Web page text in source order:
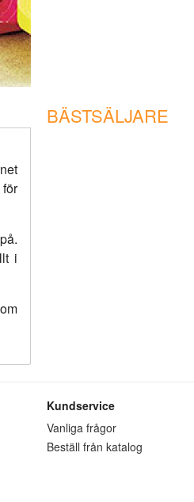
i
BÄSTSÄLJARE
Kundservice
Vanliga frågor
Beställ från katalog